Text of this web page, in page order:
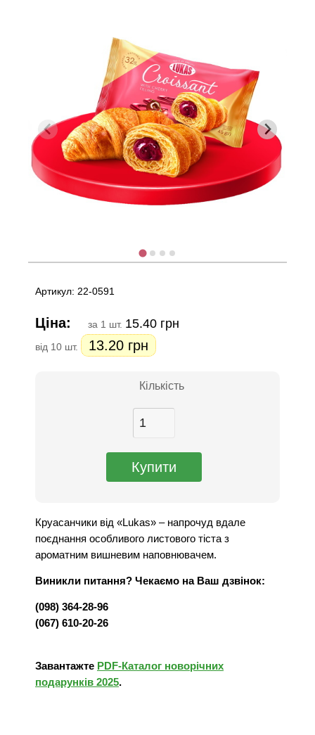
Артикул: 22-0591
Ціна: за 1 шт. 15.40 грн
від 10 шт. 13.20 грн
Кількість
Круасанчики від «Lukas» – напрочуд вдале
поєднання особливого листового тіста з
ароматним вишневим наповнювачем.
Виникли питання? Чекаємо на Ваш дзвінок:
(098) 364-28-96
(067) 610-20-26
Завантажте PDF-Каталог новорічних
подарунків 2025.